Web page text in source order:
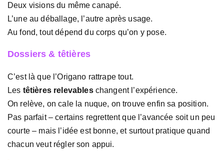
Deux visions du même canapé.
L’une au déballage, l’autre après usage.
Au fond, tout dépend du corps qu’on y pose.
Dossiers & têtières
C’est là que l’Origano rattrape tout.
Les têtières relevableschangent l’expérience.
On relève, on cale la nuque, on trouve enfin sa position.
Pas parfait – certains regrettent que l’avancée soit un peu
courte – mais l’idée est bonne, et surtout pratique quand
chacun veut régler son appui.